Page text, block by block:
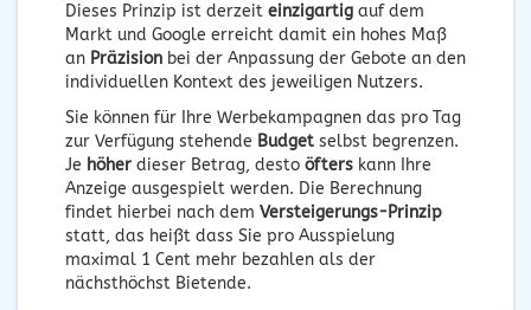
Dieses Prinzip ist derzeit einzigartig auf dem
Markt und Google erreicht damit ein hohes Maß
an Präzision bei der Anpassung der Gebote an den
individuellen Kontext des jeweiligen Nutzers.
Sie können für Ihre Werbekampagnen das pro Tag
zur Verfügung stehende Budget selbst begrenzen.
Je höher dieser Betrag, desto öfters kann Ihre
Anzeige ausgespielt werden. Die Berechnung
findet hierbei nach dem Versteigerungs-Prinzip
statt, das heißt dass Sie pro Ausspielung
maximal 1 Cent mehr bezahlen als der
nächsthöchst Bietende.